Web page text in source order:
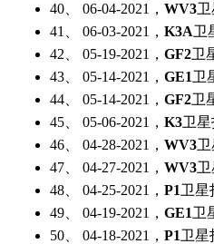
40、 06-04-2021， WV3
41、 06-03-2021， K3A卫
42、 05-19-2021， GF2卫
43、 05-14-2021， GE1卫
44、 05-14-2021， GF2卫
45、 05-06-2021， K3卫
46、 04-28-2021， WV3
47、 04-27-2021， WV3
48、 04-25-2021， P1卫星
49、 04-19-2021， GE1卫
50、 04-18-2021， P1卫星